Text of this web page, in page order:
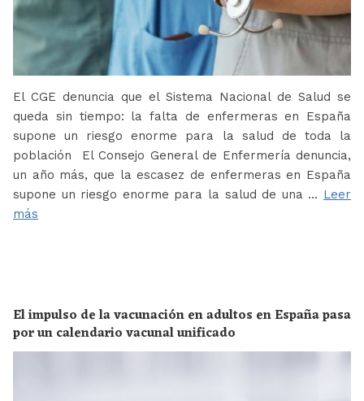
El CGE denuncia que el Sistema Nacional de Salud se
queda sin tiempo: la falta de enfermeras en España
supone un riesgo enorme para la salud de toda la
población El Consejo General de Enfermería denuncia,
un año más, que la escasez de enfermeras en España
supone un riesgo enorme para la salud de una … Leer
más
El impulso de la vacunación en adultos en España pasa
por un calendario vacunal unificado